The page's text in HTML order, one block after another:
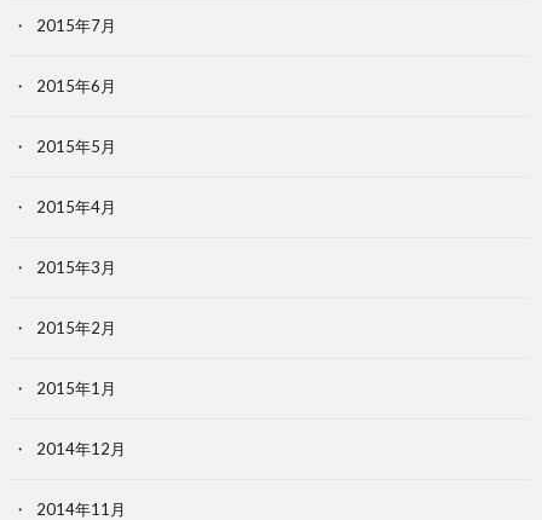
2015年7月
2015年6月
2015年5月
2015年4月
2015年3月
2015年2月
2015年1月
2014年12月
2014年11月